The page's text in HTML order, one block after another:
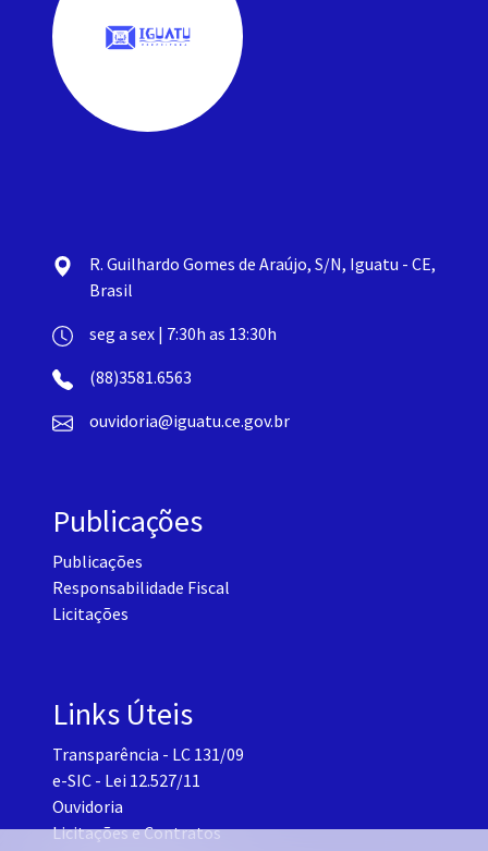
R. Guilhardo Gomes de Araújo, S/N, Iguatu - CE,
Brasil
seg a sex | 7:30h as 13:30h
(88)3581.6563
ouvidoria@iguatu.ce.gov.br
Publicações
Publicações
Responsabilidade Fiscal
Licitações
Links Úteis
Transparência - LC 131/09
e-SIC - Lei 12.527/11
Ouvidoria
Licitações e Contratos